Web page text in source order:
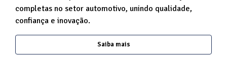
completas no setor automotivo, unindo qualidade,
confiança e inovação.
Saiba mais